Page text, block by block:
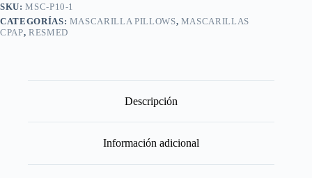
SKU:MSC-P10-1
CATEGORÍAS: MASCARILLA PILLOWS, MASCARILLAS
CPAP, RESMED
Descripción
Información adicional